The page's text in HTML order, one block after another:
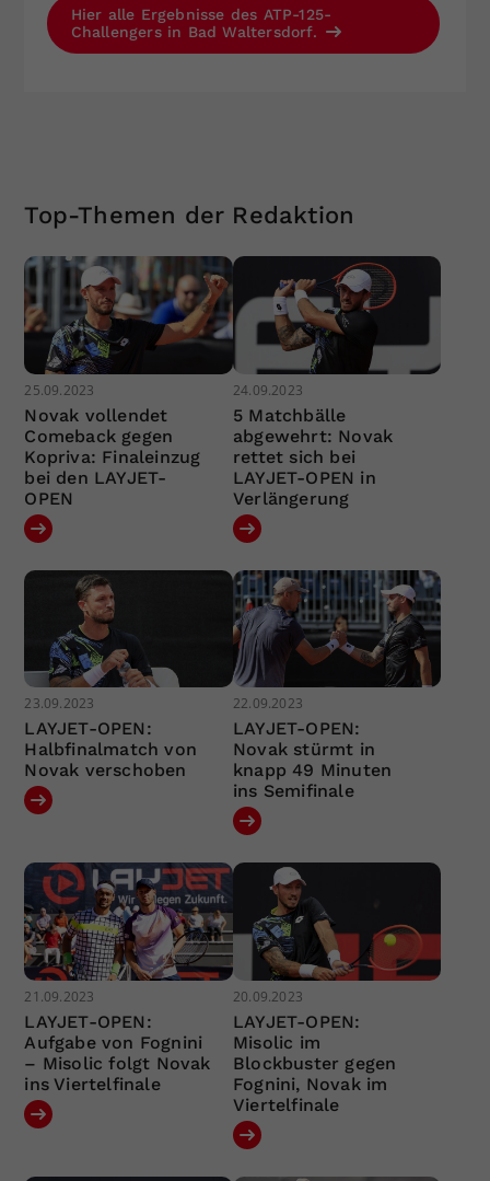
Hier alle Ergebnisse des ATP-125-
Challengers in Bad Waltersdorf.
Top-Themen der Redaktion
25.09.2023
Novak vollendet
Comeback gegen
Kopriva: Finaleinzug
bei den LAYJET-
OPEN
24.09.2023
5 Matchbälle
abgewehrt: Novak
rettet sich bei
LAYJET-OPEN in
Verlängerung
23.09.2023
LAYJET-OPEN:
Halbfinalmatch von
Novak verschoben
22.09.2023
LAYJET-OPEN:
Novak stürmt in
knapp 49 Minuten
ins Semifinale
21.09.2023
LAYJET-OPEN:
Aufgabe von Fognini
– Misolic folgt Novak
ins Viertelfinale
20.09.2023
LAYJET-OPEN:
Misolic im
Blockbuster gegen
Fognini, Novak im
Viertelfinale